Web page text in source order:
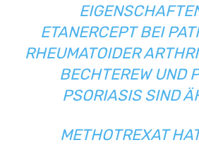
ETANERCEPT BEI
RHEUMATOIDER
BECHTEREW UND
PSORIASIS SIND
METHOTREXAT